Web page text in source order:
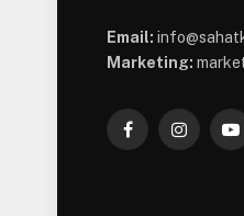
Email:
Marketing:
Facebook